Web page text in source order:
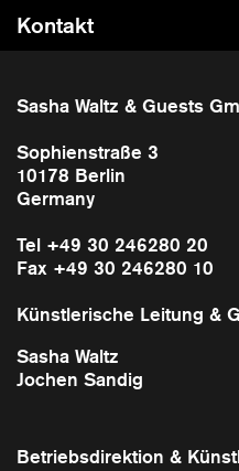
Kontakt
Sasha Waltz & Guests
Sophienstraße 3​
10178 Berlin​
Germany
Tel +49 30 246280 20​
Fax +49 30 246280 10​
Künstlerische Leitung &
Sasha Waltz
Jochen Sandig
Betriebsdirektion &